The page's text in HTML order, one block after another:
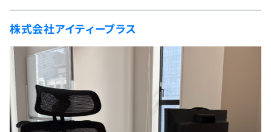
インターン
新卒エージェント
イベント・セミナー
インタビュー
問題集
ナレッジ
リファレンス
プログラミング言語
評価結果一覧
再チャレンジ結果一覧
ゲーム・マンガ
Tech Team Journal
paiza times
note
paizaとは？
株式会社アイティープラス